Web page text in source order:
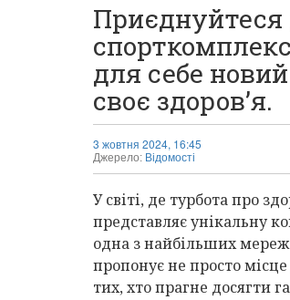
Приєднуйтеся
для себе
своє здоров’я.
3 жовтня 2024, 16:45
Джерело: Відомості
У світі, де турбота про
представляє унікальну
одна з найбільших мереж
пропонує не просто
тих, хто прагне досягти